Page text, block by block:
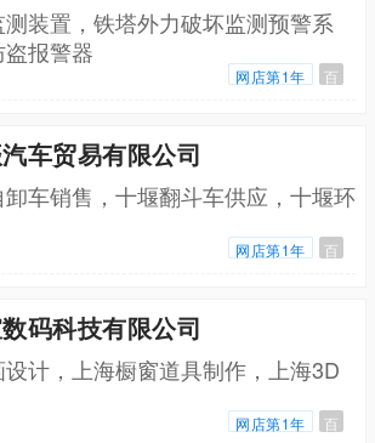
装置，铁塔外力破坏监测预警系
报警器
网店第1年 百
车贸易有限公司
车销售，十堰翻斗车供应，十堰环
网店第1年 百
码科技有限公司
设计，上海橱窗道具制作，上海3D
网店第1年 百